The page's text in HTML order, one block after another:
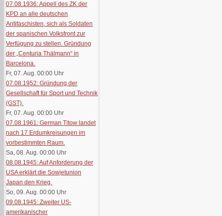
07.08.1936: Appell des ZK der
KPD an alle deutschen
Antifaschisten, sich als Soldaten
der spanischen Volksfront zur
Verfügung zu stellen. Gründung
der „Centuria Thälmann“ in
Barcelona.
Fr, 07. Aug. 00:00 Uhr
07.08.1952: Gründung der
Gesellschaft für Sport und Technik
(GST).
Fr, 07. Aug. 00:00 Uhr
07.08.1961: German Titow landet
nach 17 Erdumkreisungen im
vorbestimmten Raum.
Sa, 08. Aug. 00:00 Uhr
08.08.1945: Auf Anforderung der
USA erklärt die Sowjetunion
Japan den Krieg.
So, 09. Aug. 00:00 Uhr
09.08.1945: Zweiter US-
amerikanischer